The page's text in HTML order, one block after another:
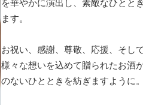
を華やかに演出し、素敵なひとと
ます。
お祝い、感謝、尊敬、応援、そし
様々な想いを込めて贈られたお酒
のないひとときを紡ぎますように。